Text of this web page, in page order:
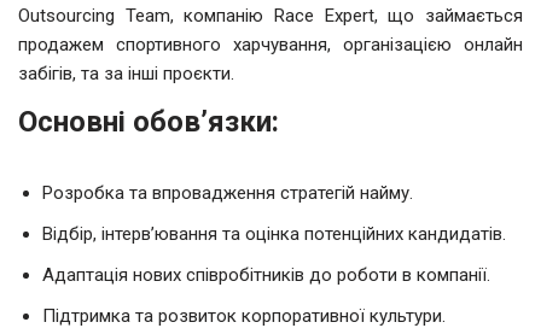
Outsourcing Team, компанію Race Expert, що займається
продажем спортивного харчування, організацією онлайн
забігів, та за інші проєкти.
Основні обов’язки:
Розробка та впровадження стратегій найму.
Відбір, інтерв’ювання та оцінка потенційних кандидатів.
Адаптація нових співробітників до роботи в компанії.
Підтримка та розвиток корпоративної культури.